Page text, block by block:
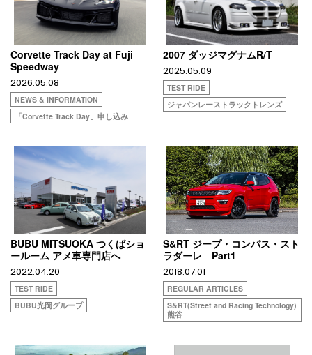
Corvette Track Day at Fuji
Speedway​
2026.05.08
NEWS & INFORMATION
「Corvette Track Day​」申し込み
2007 ダッジマグナムR/T
2025.05.09
TEST RIDE
ジャパンレーストラックトレンズ
BUBU MITSUOKA つくばショ
ールーム アメ車専門店へ
2022.04.20
TEST RIDE
BUBU光岡グループ
S&RT ジープ・コンパス・スト
ラダーレ Part1
2018.07.01
REGULAR ARTICLES
S&RT(Street and Racing Technology)
熊谷